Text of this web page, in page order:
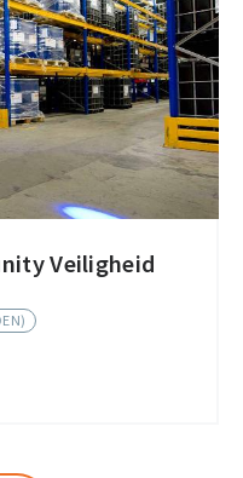
Veiligheid